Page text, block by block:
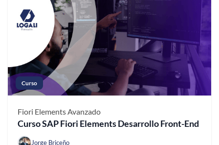
Curso
Fiori ElementsAvanzado
Curso SAP Fiori Elements Desarrollo Front-End
Jorge Briceño